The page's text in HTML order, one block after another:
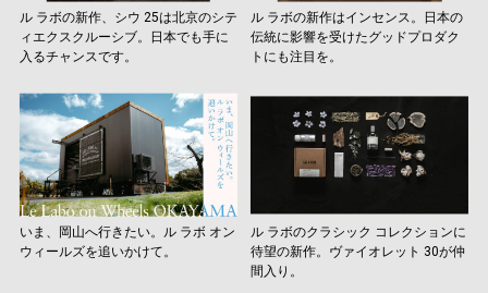
ル ラボの新作、シウ 25は北京のシテ
ィエクスクルーシブ。日本でも手に
入るチャンスです。
ル ラボの新作はインセンス。日本の
伝統に影響を受けたグッドプロダク
トにも注目を。
いま、岡山へ行きたい。ル ラボ オン
ウィールズを追いかけて。
ル ラボのクラシック コレクションに
待望の新作。ヴァイオレット 30が仲
間入り。